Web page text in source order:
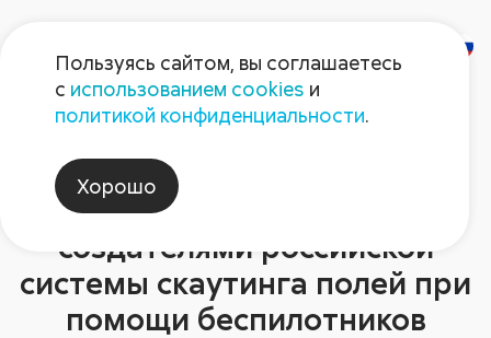
Новости отрасли
В новом сезоне «Август»
будет сотрудничать с
создателями российской
системы скаутинга полей при
помощи беспилотников
Пользуясь сайтом, вы соглашаетесь
с использованием cookies и
политикой конфиденциальности.
Хорошо